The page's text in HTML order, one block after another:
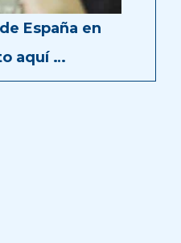
España en
aquí …